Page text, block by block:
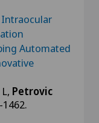
Intraocular
Automated
Petrovic